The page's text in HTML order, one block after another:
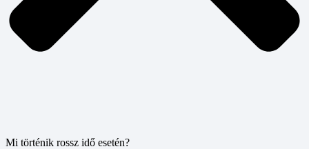
Mi történik rossz idő esetén?